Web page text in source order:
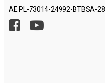
AE:PL-73014-24992-BTBSA-28